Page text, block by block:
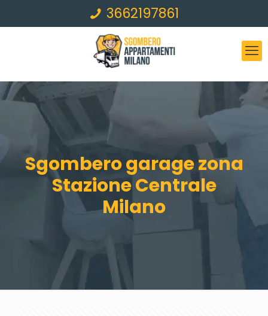
3662197861
Sgombero garage zona
Stazione Centrale
Milano